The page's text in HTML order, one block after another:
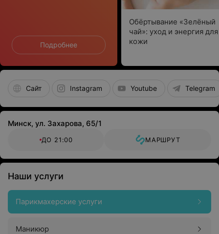
Подробнее
Обёртывание «Зелёный
чай»: уход и энергия для
кожи
Сайт Instagram Youtube Telegram
Минск, ул. Захарова, 65/1
ДО 21:00 МАРШРУТ
Наши услуги
Парикмахерские услуги
Маникюр